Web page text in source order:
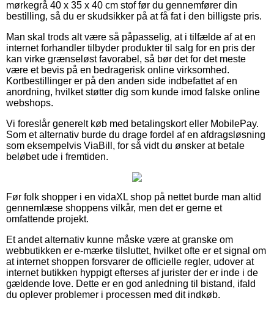
mørkegrå 40 x 35 x 40 cm stof før du gennemfører din
bestilling, så du er skudsikker på at få fat i den billigste pris.
Man skal trods alt være så påpasselig, at i tilfælde af at en
internet forhandler tilbyder produkter til salg for en pris der
kan virke grænseløst favorabel, så bør det for det meste
være et bevis på en bedragerisk online virksomhed.
Kortbestillinger er på den anden side indbefattet af en
anordning, hvilket støtter dig som kunde imod falske online
webshops.
Vi foreslår generelt køb med betalingskort eller MobilePay.
Som et alternativ burde du drage fordel af en afdragsløsning
som eksempelvis ViaBill, for så vidt du ønsker at betale
beløbet ude i fremtiden.
Før folk shopper i en vidaXL shop på nettet burde man altid
gennemlæse shoppens vilkår, men det er gerne et
omfattende projekt.
Et andet alternativ kunne måske være at granske om
webbutikken er e-mærke tilsluttet, hvilket ofte er et signal om
at internet shoppen forsvarer de officielle regler, udover at
internet butikken hyppigt efterses af jurister der er inde i de
gældende love. Dette er en god anledning til bistand, ifald
du oplever problemer i processen med dit indkøb.